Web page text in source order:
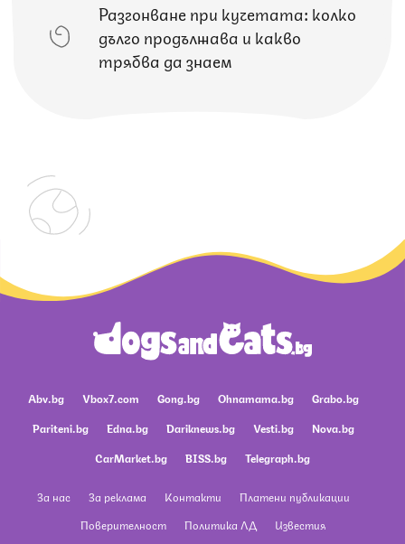
Разгонване при кучетата: колко
дълго продължава и какво
трябва да знаем
Abv.bg Vbox7.com Gong.bg Ohnamama.bg
Grabo.bg
Pariteni.bg
Edna.bg Dariknews.bg Vesti.bg
Nova.bg
CarMarket.bg
BISS.bg Telegraph.bg
За нас За реклама Контакти
Платени публикации
Поверителност
Политика ЛД Известия